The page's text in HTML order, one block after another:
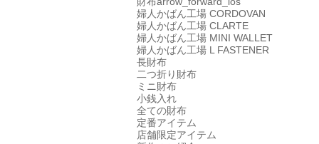
婦人かばん工場 CORDOVAN
婦人かばん工場 CLARTE
婦人かばん工場 MINI WALLET
婦人かばん工場 L FASTENER
長財布
二つ折り財布
ミニ財布
小銭入れ
全ての財布
定番アイテム
店舗限定アイテム